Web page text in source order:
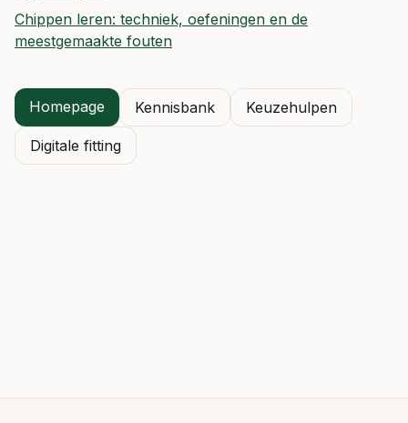
Chippen leren: techniek, oefeningen en de
meestgemaakte fouten
Homepage Kennisbank Keuzehulpen
Digitale fitting